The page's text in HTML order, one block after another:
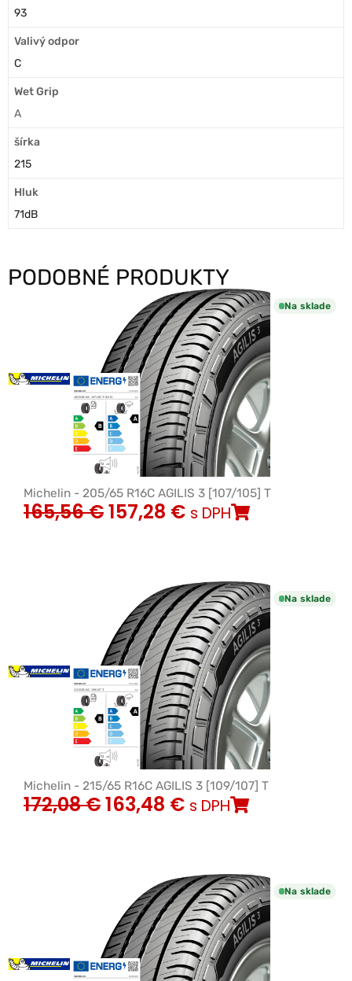
93
Valivý odpor
C
Wet Grip
A
šírka
215
Hluk
71dB
PODOBNÉ PRODUKTY
Na sklade
Michelin - 205/65 R16C AGILIS 3 [107/105] T
165,56€157,28 € s DPH
Na sklade
Michelin - 215/65 R16C AGILIS 3 [109/107] T
172,08€163,48 € s DPH
Na sklade